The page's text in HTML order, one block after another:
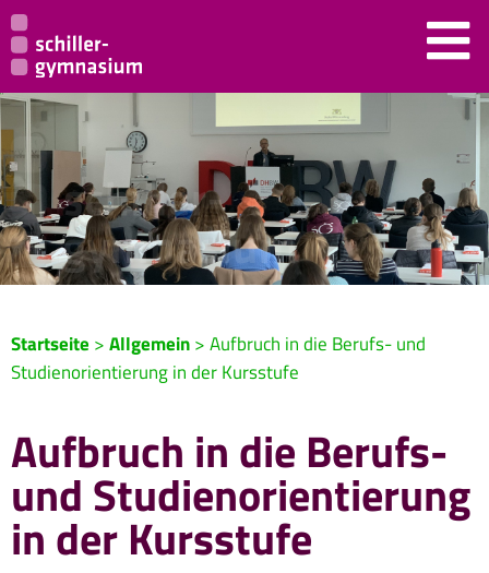
Startseite >Allgemein>Aufbruch in die Berufs- und
Studienorientierung in der Kursstufe
Aufbruch in die Berufs-
und Studienorientierung
in der Kursstufe